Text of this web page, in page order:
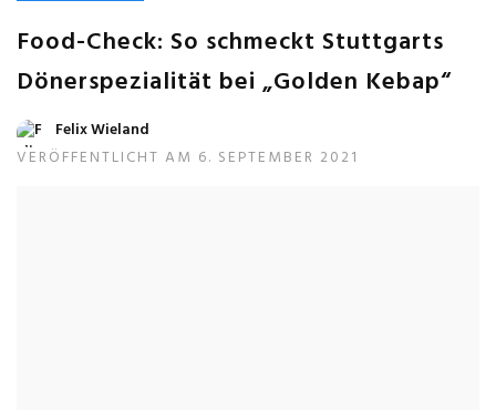
Food-Check: So schmeckt Stuttgarts
Dönerspezialität bei „Golden Kebap“
Felix Wieland
VERÖFFENTLICHT AM 6. SEPTEMBER 2021